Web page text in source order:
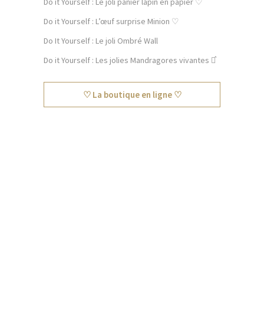
Do it Yourself : L’œuf surprise Minion ♡
Do It Yourself : Le joli Ombré Wall
Do it Yourself : Les jolies Mandragores vivantes ⚯͛
♡ La boutique en ligne ♡